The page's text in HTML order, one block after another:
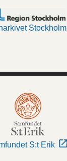
Stockholm
S:t Erik